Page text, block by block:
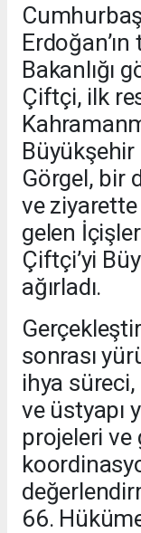
Bakanlığı
Çiftçi, ilk
Büyükşehir
Görgel, bir
ve
gelen
Çiftçi’yi
ağırladı.
sonrası
ihya
ve üstyapı
projeleri ve
66.